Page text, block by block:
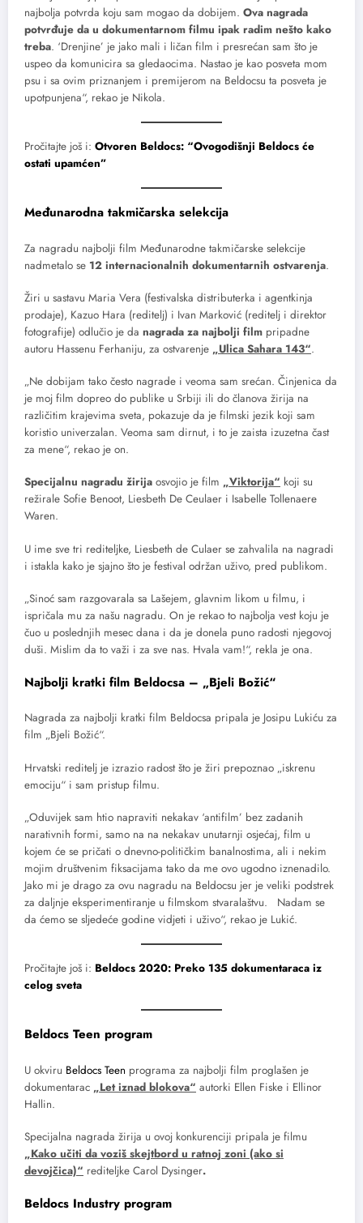
najbolja potvrda koju sam mogao da dobijem. Ova nagrada
potvrđuje da u dokumentarnom filmu ipak radim nešto kako
treba. ‘Drenjine’ je jako mali i ličan film i presrećan sam što je
uspeo da komunicira sa gledaocima. Nastao je kao posveta mom
psu i sa ovim priznanjem i premijerom na Beldocsu ta posveta je
upotpunjena“, rekao je Nikola.
Pročitajte još i: Otvoren Beldocs: “Ovogodišnji Beldocs će
ostati upamćen”
Međunarodna takmičarska selekcija
Za nagradu najbolji film Međunarodne takmičarske selekcije
nadmetalo se 12 internacionalnih dokumentarnih ostvarenja.
Žiri u sastavu Maria Vera (festivalska distributerka i agentkinja
prodaje), Kazuo Hara (reditelj) i Ivan Marković (reditelj i direktor
fotografije) odlučio je da nagrada za najbolji film pripadne
autoru Hassenu Ferhaniju, za ostvarenje „Ulica Sahara 143“.
„Ne dobijam tako često nagrade i veoma sam srećan. Činjenica da
je moj film dopreo do publike u Srbiji ili do članova žirija na
različitim krajevima sveta, pokazuje da je filmski jezik koji sam
koristio univerzalan. Veoma sam dirnut, i to je zaista izuzetna čast
za mene“, rekao je on.
Specijalnu nagradu žirija osvojio je film „Viktorija“ koji su
režirale Sofie Benoot, Liesbeth De Ceulaer i Isabelle Tollenaere
Waren.
U ime sve tri rediteljke, Liesbeth de Culaer se zahvalila na nagradi
i istakla kako je sjajno što je festival održan uživo, pred publikom.
„Sinoć sam razgovarala sa Lašejem, glavnim likom u filmu, i
ispričala mu za našu nagradu. On je rekao to najbolja vest koju je
čuo u poslednjih mesec dana i da je donela puno radosti njegovoj
duši. Mislim da to važi i za sve nas. Hvala vam!“, rekla je ona.
Najbolji kratki film Beldocsa – „Bjeli Božić“
Nagrada za najbolji kratki film Beldocsa pripala je Josipu Lukiću za
film „Bjeli Božić“.
Hrvatski reditelj je izrazio radost što je žiri prepoznao „iskrenu
emociju“ i sam pristup filmu.
„Oduvijek sam htio napraviti nekakav ‘antifilm’ bez zadanih
narativnih formi, samo na na nekakav unutarnji osjećaj, film u
kojem će se pričati o dnevno-političkim banalnostima, ali i nekim
mojim društvenim fiksacijama tako da me ovo ugodno iznenadilo.
Jako mi je drago za ovu nagradu na Beldocsu jer je veliki podstrek
za daljnje eksperimentiranje u filmskom stvaralaštvu. Nadam se
da ćemo se sljedeće godine vidjeti i uživo“, rekao je Lukić.
Pročitajte još i: Beldocs 2020: Preko 135 dokumentaraca iz
celog sveta
Beldocs Teen program
U okviru Beldocs Teen programa za najbolji film proglašen je
dokumentarac „Let iznad blokova“ autorki Ellen Fiske i Ellinor
Hallin.
Specijalna nagrada žirija u ovoj konkurenciji pripala je filmu
„Kako učiti da voziš skejtbord u ratnoj zoni (ako si
devojčica)“ rediteljke Carol Dysinger.
Beldocs Industry program